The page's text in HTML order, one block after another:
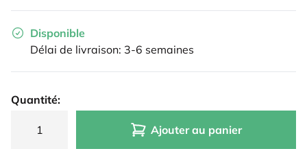
Disponible
Délai de livraison: 3-6 semaines
Quantité:
Ajouter au panier